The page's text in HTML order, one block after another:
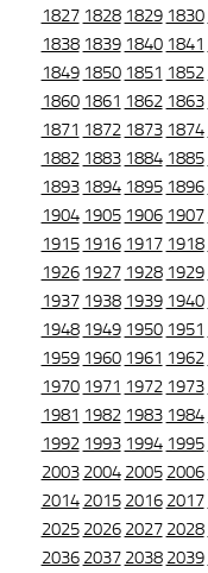
1827 1828 1829 1830
1838 1839 1840 1841
1849 1850 1851 1852
1860 1861 1862 1863
1871 1872 1873 1874
1882 1883 1884 1885
1893 1894 1895 1896
1904 1905 1906 1907
1915 1916 1917 1918
1926 1927 1928 1929
1937 1938 1939 1940
1948 1949 1950 1951
1959 1960 1961 1962
1970 1971 1972 1973
1981 1982 1983 1984
1992 1993 1994 1995
2003 2004 2005 2006
2014 2015 2016 2017
2025 2026 2027 2028
2036 2037 2038 2039